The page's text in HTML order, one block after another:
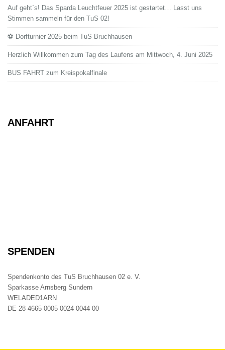
Auf geht`s! Das Sparda Leuchtfeuer 2025 ist gestartet… Lasst uns
Stimmen sammeln für den TuS 02!
⚽ Dorfturnier 2025 beim TuS Bruchhausen
Herzlich Willkommen zum Tag des Laufens am Mittwoch, 4. Juni 2025
BUS FAHRT zum Kreispokalfinale
ANFAHRT
SPENDEN
Spendenkonto des TuS Bruchhausen 02 e. V.
Sparkasse Arnsberg Sundern
WELADED1ARN
DE 28 4665 0005 0024 0044 00